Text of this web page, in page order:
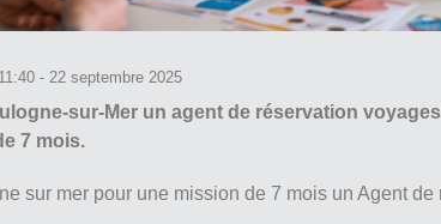
11:40 - 22 septembre 2025
sur-Mer un agent de réservation
7 mois.
sur mer pour une mission de 7 mois un Agent